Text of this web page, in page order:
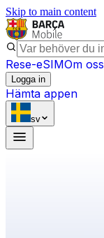
Skip to main content
Rese-eSIMOm oss
Logga in
Hämta appen
sv